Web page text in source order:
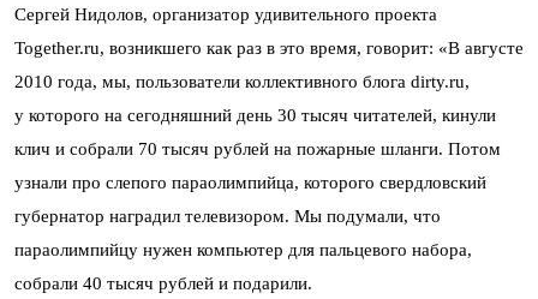
Сергей Нидолов, организатор удивительного проекта
Together.ru, возникшего как раз в это время, говорит: «В августе
2010 года, мы, пользователи коллективного блога dirty.ru,
у которого на сегодняшний день 30 тысяч читателей, кинули
клич и собрали 70 тысяч рублей на пожарные шланги. Потом
узнали про слепого параолимпийца, которого свердловский
губернатор наградил телевизором. Мы подумали, что
параолимпийцу нужен компьютер для пальцевого набора,
собрали 40 тысяч рублей и подарили.